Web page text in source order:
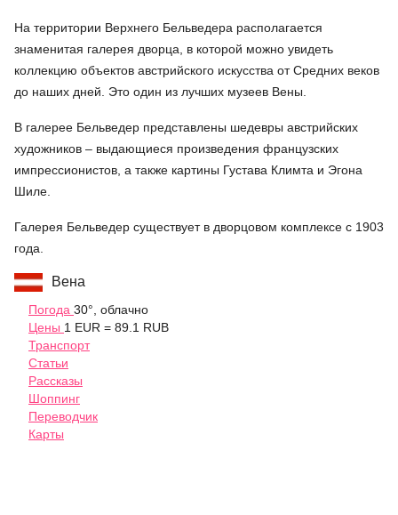
На территории Верхнего Бельведера располагается
знаменитая галерея дворца, в которой можно увидеть
коллекцию объектов австрийского искусства от Средних веков
до наших дней. Это один из лучших музеев Вены.
В галерее Бельведер представлены шедевры австрийских
художников – выдающиеся произведения французских
импрессионистов, а также картины Густава Климта и Эгона
Шиле.
Галерея Бельведер существует в дворцовом комплексе с 1903
года.
Вена
Погода 30°, облачно
Цены 1 EUR = 89.1 RUB
Транспорт
Статьи
Рассказы
Шоппинг
Переводчик
Карты